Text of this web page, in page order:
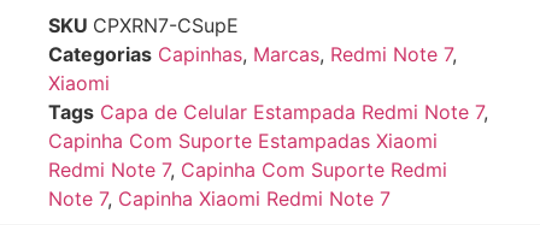
SKU CPXRN7-CSupE
Categorias Capinhas, Marcas, Redmi Note 7,
Xiaomi
Tags Capa de Celular Estampada Redmi Note 7,
Capinha Com Suporte Estampadas Xiaomi
Redmi Note 7, Capinha Com Suporte Redmi
Note 7, Capinha Xiaomi Redmi Note 7